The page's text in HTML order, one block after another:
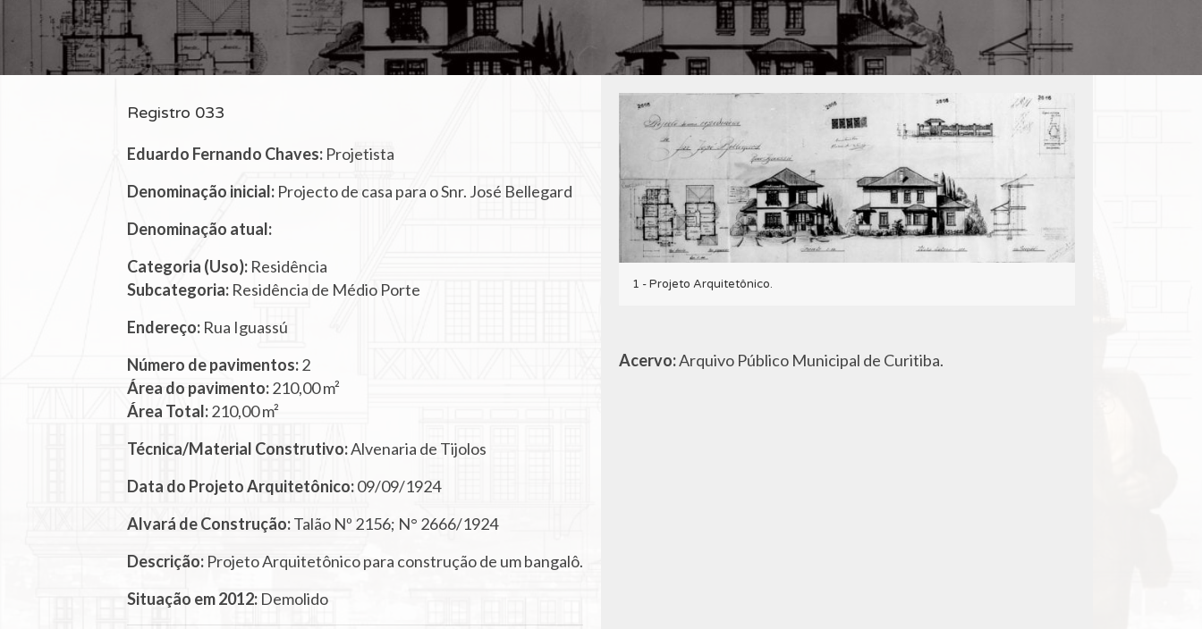
Registro 033
Eduardo Fernando Chaves: Projetista
Denominação inicial: Projecto de casa para o Snr. José Bellegard
Denominação atual:
Categoria (Uso): Residência
Subcategoria: Residência de Médio Porte
Endereço: Rua Iguassú
Número de pavimentos:2
Área do pavimento:210,00 m²
Área Total:210,00 m²
Técnica/Material Construtivo:Alvenaria de Tijolos
Data do Projeto Arquitetônico:09/09/1924
Alvará de Construção:Talão Nº 2156; N° 2666/1924
Descrição: Projeto Arquitetônico para construção de um bangalô.
Situação em 2012: Demolido
1 - Projeto Arquitetônico.
Acervo:Arquivo Público Municipal de Curitiba.